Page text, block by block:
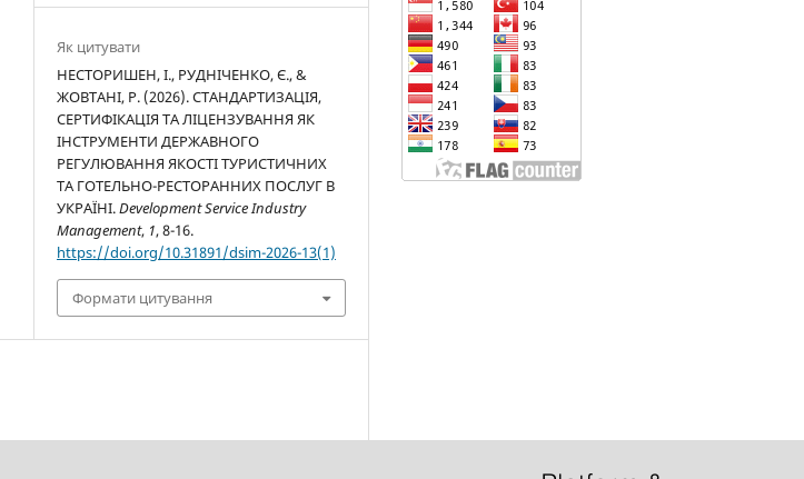
Як цитувати
НЕСТОРИШЕН, І., РУДНІЧЕНКО, Є., &
ЖОВТАНІ, Р. (2026). СТАНДАРТИЗАЦІЯ,
СЕРТИФІКАЦІЯ ТА ЛІЦЕНЗУВАННЯ ЯК
ІНСТРУМЕНТИ ДЕРЖАВНОГО
РЕГУЛЮВАННЯ ЯКОСТІ ТУРИСТИЧНИХ
ТА ГОТЕЛЬНО-РЕСТОРАННИХ ПОСЛУГ В
УКРАЇНІ.Development Service Industry
Management, 1, 8-16.
https://doi.org/10.31891/dsim-2026-13(1)
Формати цитування